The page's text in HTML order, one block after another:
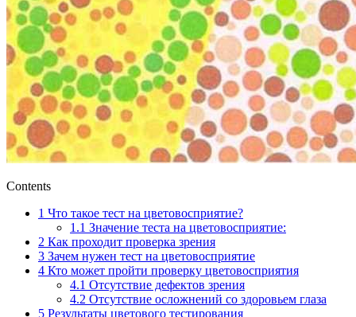
Contents
1 Что такое тест на цветовосприятие?
1.1 Значение теста на цветовосприятие:
2 Как проходит проверка зрения
3 Зачем нужен тест на цветовосприятие
4 Кто может пройти проверку цветовосприятия
4.1 Отсутствие дефектов зрения
4.2 Отсутствие осложнений со здоровьем глаза
5 Результаты цветового тестирования